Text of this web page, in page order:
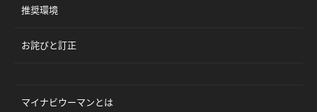
推奨環境
お詫びと訂正
マイナビウーマンとは